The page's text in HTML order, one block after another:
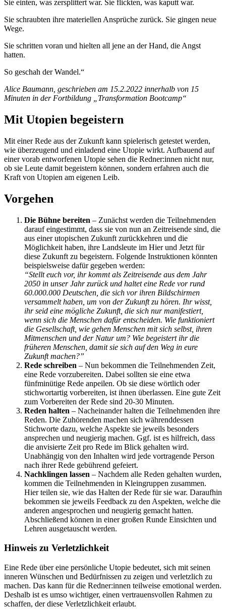
Sie einten, was zersplittert war. Sie flickten, was kaputt war.
Sie schraubten ihre materiellen Ansprüche zurück. Sie gingen neue
Wege.
Sie schritten voran und hielten all jene an der Hand, die Angst
hatten.
So geschah der Wandel.“
Alice Baumann, geschrieben am 15.2.2022 innerhalb von 15
Minuten in der Fortbildung „Transformation Bootcamp“
Mit Utopien begeistern
Mit einer Rede aus der Zukunft kann spielerisch getestet werden,
wie überzeugend und einladend eine Utopie wirkt. Aufbauend auf
einer vorab entworfenen Utopie sehen die Redner:innen nicht nur,
ob sie Leute damit begeistern können, sondern erfahren auch die
Kraft von Utopien am eigenen Leib.
Vorgehen
Die Bühne bereiten – Zunächst werden die Teilnehmenden
darauf eingestimmt, dass sie von nun an Zeitreisende sind, die
aus einer utopischen Zukunft zurückkehren und die
Möglichkeit haben, ihre Landsleute im Hier und Jetzt für
diese Zukunft zu begeistern. Folgende Instruktionen könnten
beispielsweise dafür gegeben werden:
“Stellt euch vor, ihr kommt als Zeitreisende aus dem Jahr
2050 in unser Jahr zurück und haltet eine Rede vor rund
60.000.000 Deutschen, die sich vor ihren Bildschirmen
versammelt haben, um von der Zukunft zu hören. Ihr wisst,
ihr seid eine mögliche Zukunft, die sich nur manifestiert,
wenn sich die Menschen dafür entscheiden. Wie funktioniert
die Gesellschaft, wie gehen Menschen mit sich selbst, ihren
Mitmenschen und der Natur um? Wie begeistert ihr die
früheren Menschen, damit sie sich auf den Weg in eure
Zukunft machen?”
Rede schreiben – Nun bekommen die Teilnehmenden Zeit,
eine Rede vorzubereiten. Dabei sollten sie eine etwa
fünfminütige Rede anpeilen. Ob sie diese wörtlich oder
stichwortartig vorbereiten, ist ihnen überlassen. Eine gute Zeit
zum Vorbereiten der Rede sind 20-30 Minuten.
Reden halten – Nacheinander halten die Teilnehmenden ihre
Reden. Die Zuhörenden machen sich währenddessen
Stichworte dazu, welche Aspekte sie jeweils besonders
ansprechen und neugierig machen. Ggf. ist es hilfreich, dass
die anvisierte Zeit pro Rede im Blick gehalten wird.
Unabhängig von den Inhalten wird jede vortragende Person
nach ihrer Rede gebührend gefeiert.
Nachklingen lassen – Nachdem alle Reden gehalten wurden,
kommen die Teilnehmenden in Kleingruppen zusammen.
Hier teilen sie, wie das Halten der Rede für sie war. Daraufhin
bekommen sie jeweils Feedback zu den Aspekten, welche die
anderen angesprochen und neugierig gemacht hatten.
Abschließend können in einer großen Runde Einsichten und
Lehren ausgetauscht werden.
Hinweis zu Verletzlichkeit
Eine Rede über eine persönliche Utopie bedeutet, sich mit seinen
inneren Wünschen und Bedürfnissen zu zeigen und verletzlich zu
machen. Das kann für die Redner:innen teilweise emotional werden.
Deshalb ist es umso wichtiger, einen vertrauensvollen Rahmen zu
schaffen, der diese Verletzlichkeit erlaubt.